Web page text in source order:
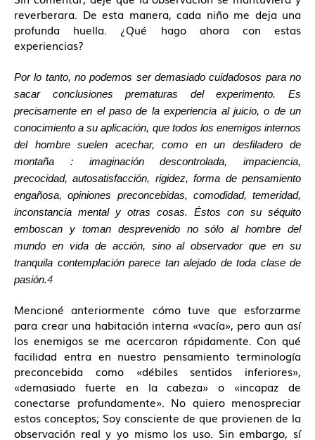
reverberara. De esta manera, cada niño me deja una
profunda huella. ¿Qué hago ahora con estas
experiencias?
Por lo tanto, no podemos ser demasiado cuidadosos para no
sacar conclusiones prematuras del experimento. Es
precisamente en el paso de la experiencia al juicio, o de un
conocimiento a su aplicación, que todos los enemigos internos
del hombre suelen acechar, como en un desfiladero de
montaña : imaginación descontrolada, impaciencia,
precocidad, autosatisfacción, rigidez, forma de pensamiento
engañosa, opiniones preconcebidas, comodidad, temeridad,
inconstancia mental y otras cosas. Éstos con su séquito
emboscan y toman desprevenido no sólo al hombre del
mundo en vida de acción, sino al observador que en su
tranquila contemplación parece tan alejado de toda clase de
pasión.4
Mencioné anteriormente cómo tuve que esforzarme
para crear una habitación interna «vacía», pero aun así
los enemigos se me acercaron rápidamente. Con qué
facilidad entra en nuestro pensamiento terminología
preconcebida como «débiles sentidos inferiores»,
«demasiado fuerte en la cabeza» o «incapaz de
conectarse profundamente». No quiero menospreciar
estos conceptos; Soy consciente de que provienen de la
observación real y yo mismo los uso. Sin embargo, sí